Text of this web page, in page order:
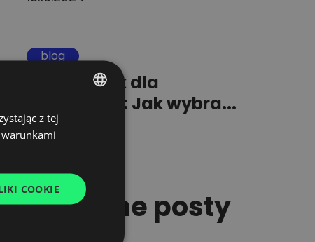
blog
Przewodnik dla
załadowcy: Jak wybra...
18.10.2023
Podobne posty
POLISH
UKRAINIAN
z tej
COOKIE